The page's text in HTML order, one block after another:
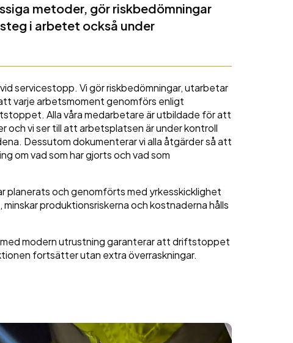
metoder, gör riskbedömningar
i arbetet också under
servicestopp. Vi gör riskbedömningar, utarbetar
varje arbetsmoment genomförs enligt
Alla våra medarbetare är utbildade för att
vi ser till att arbetsplatsen är under kontroll
Dessutom dokumenterar vi alla åtgärder så att
om vad som har gjorts och vad som
planerats och genomförts med yrkesskicklighet
produktionsriskerna och kostnaderna hålls
modern utrustning garanterar att driftstoppet
fortsätter utan extra överraskningar.